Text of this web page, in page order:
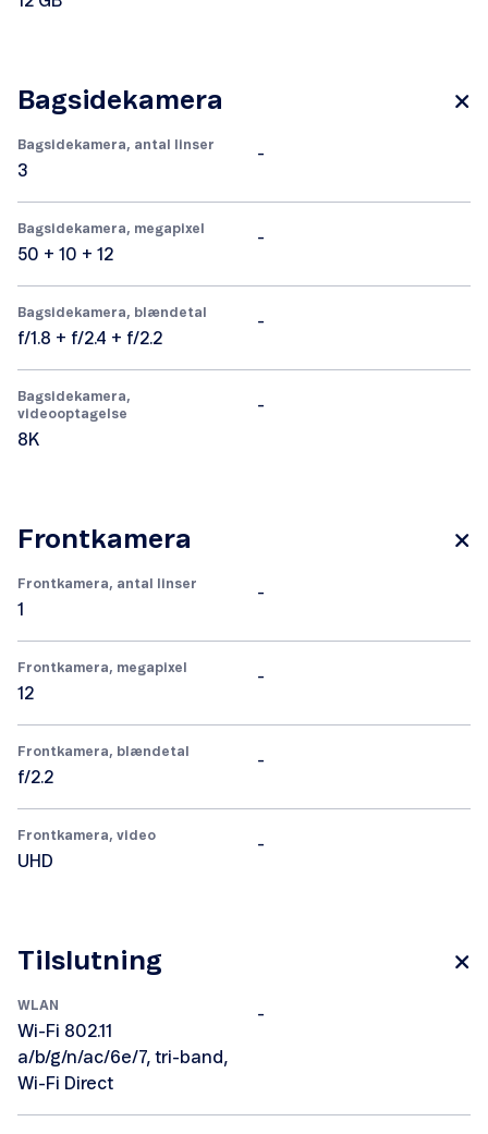
Bagsidekamera
Bagsidekamera, antal linser
3
-
Bagsidekamera, megapixel
50 + 10 + 12
-
Bagsidekamera, blændetal
f/1.8 + f/2.4 + f/2.2
-
Bagsidekamera,
videooptagelse
8K
-
Frontkamera
Frontkamera, antal linser
1
-
Frontkamera, megapixel
12
-
Frontkamera, blændetal
f/2.2
-
Frontkamera, video
UHD
-
Tilslutning
WLAN
Wi-Fi 802.11
a/b/g/n/ac/6e/7, tri-band,
Wi-Fi Direct
-